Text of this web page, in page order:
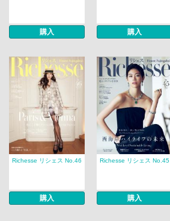
購入 購入
Richesse リシェス No.46
購入
Richesse リシェス No.45
購入